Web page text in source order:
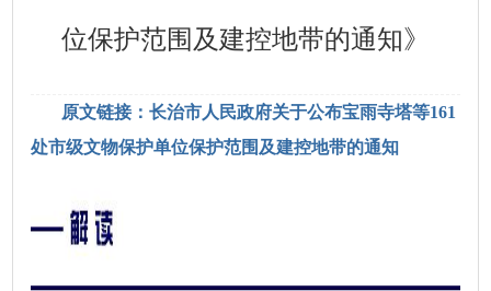
位保护范围及建控地带的通知》
原文链接：长治市人民政府关于公布宝雨寺塔等161
处市级文物保护单位保护范围及建控地带的通知